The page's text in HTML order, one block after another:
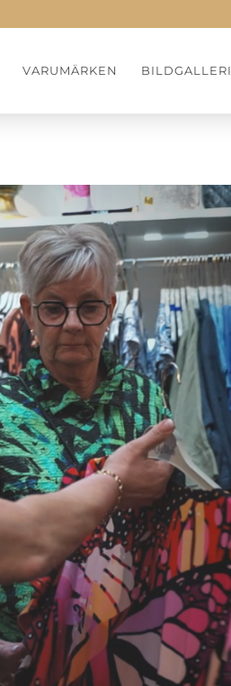
VARUMÄRKEN BILDGALLERI